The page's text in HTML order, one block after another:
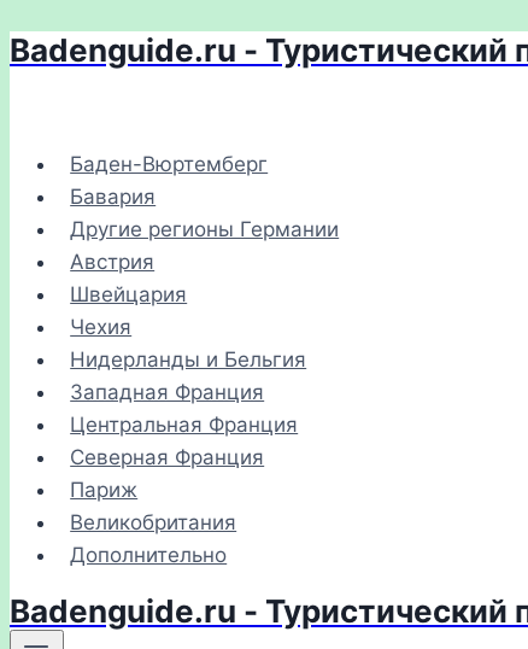
Перейти
Badenguide.ru - Туристический
Баден-Вюртемберг
Бавария
Другие регионы Германии
Австрия
Швейцария
Чехия
Нидерланды и Бельгия
Западная Франция
Центральная Франция
Северная Франция
Париж
Великобритания
Дополнительно
Badenguide.ru - Туристический